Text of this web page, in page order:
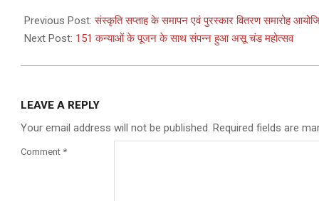
10-
04
Previous Post:संस्कृति सप्ताह के समापन एवं पुरस्कार वितरण समारोह
Next Post: 151 कन्याओं के पूजन के साथ संपन्न हुआ असू चंड महोत्सव
LEAVE A REPLY
Your email address will not be published. Required fields are
Comment *